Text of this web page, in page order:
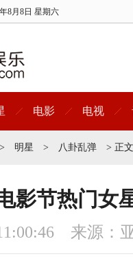
8月8日 星期六
电影 电视
> 明星 > 八卦乱弹 > 正文
影节热门女
来源：